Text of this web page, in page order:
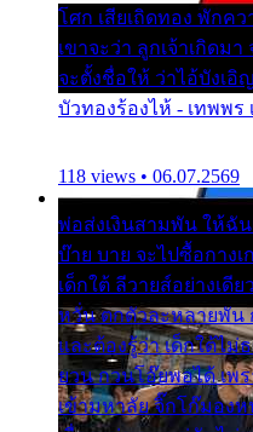
โศก เสียเถิดทอง พักค
เขาจะว่า ลูกเจ้าเกิดม
จะตั้งชื่อให้ ว่าไอ้บังเอิญ
บัวทองร้องไห้ - เทพพร
118 views • 06.07.2569
พ่อส่งเงินสามพัน ให้ฉั
บ๊าย บาย จะไปซื้อกางเ
เด็กใต้ ลีวายส์อย่างเดี
หวั่น ตกตัวละหลายพัน
และต้องรู้ว่า เด็กใต้ไม่
ยวน กวนโอ๊ยพอได้ เพ
เข้ามหาลัย จิ๊กโก๊มอง